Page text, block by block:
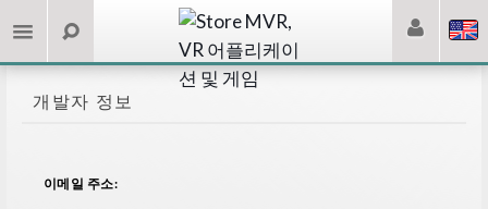
개발자 정보
이메일 주소: